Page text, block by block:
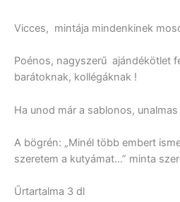
Vicces, mintája mindenkinek
Poénos, nagyszerű ajándékötlet
barátoknak, kollégáknak !
Ha unod már a sablonos,
A bögrén: „Minél több embert
szeretem a kutyámat…” minta
Űrtartalma 3 dl